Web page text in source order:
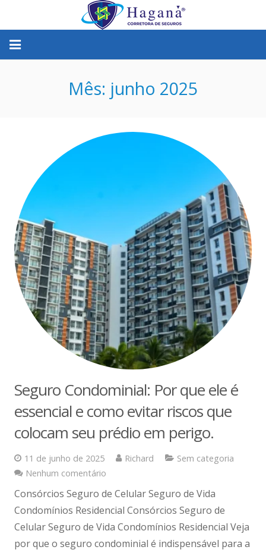
Haganá Segurança
Mês: junho 2025
Seguro Condominial: Por que ele é
essencial e como evitar riscos que
colocam seu prédio em perigo.
11 de junho de 2025 Richard
Sem categoria
Nenhum comentário
Consórcios Seguro de Celular Seguro de Vida
Condomínios Residencial Consórcios Seguro de
Celular Seguro de Vida Condomínios Residencial Veja
por que o seguro condominial é indispensável para a